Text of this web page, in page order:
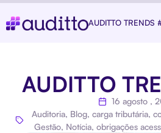
AUDITTO TRENDS
AUDITTO
16 agosto ,
Auditoria, Blog, carga tributária,
Gestão, Notícia, obrigações